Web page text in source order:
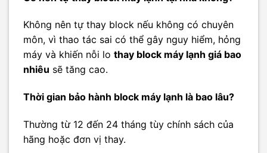
Không nên tự thay block nếu không có chuyên
môn, vì thao tác sai có thể gây nguy hiểm, hỏng
máy và khiến nỗi lo thay block máy lạnh giá bao
nhiêu sẽ tăng cao.
Thời gian bảo hành block máy lạnh là bao lâu?
Thường từ 12 đến 24 tháng tùy chính sách của
hãng hoặc đơn vị thay.